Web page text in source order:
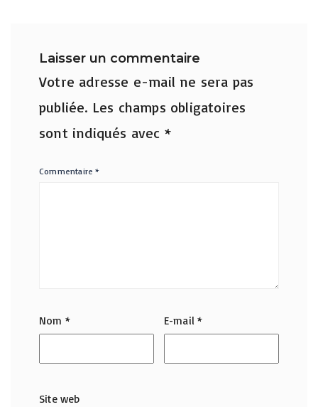
Laisser un commentaire
Votre adresse e-mail ne sera pas
publiée. Les champs obligatoires
sont indiqués avec *
Commentaire*
Nom * E-mail*
Site web